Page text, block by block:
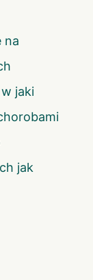
na
jaki
jak